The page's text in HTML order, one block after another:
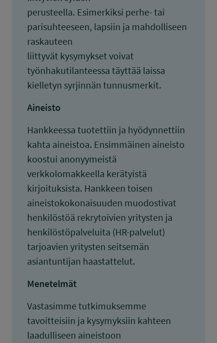
perusteella. Esimerkiksi perhe- tai
parisuhteeseen, lapsiin ja mahdolliseen
raskauteen
liittyvät kysymykset voivat
työnhakutilanteessa täyttää laissa
kielletyn syrjinnän tunnusmerkit.
Aineisto
Hankkeessa tuotettiin ja hyödynnettiin
kahta aineistoa. Ensimmäinen aineisto
koostui anonyymeistä
verkkolomakkeella kerätyistä
kirjoituksista. Hankkeen toisen
aineistokokonaisuuden muodostivat
henkilöstöä rekrytoivien yritysten ja
henkilöstöpalveluita (HR-palvelut)
tarjoavien yritysten seitsemän
asiantuntijan haastattelut.
Menetelmät
Vastasimme tutkimuksemme
tavoitteisiin ja kysymyksiin kahteen
laadulliseen aineistoon